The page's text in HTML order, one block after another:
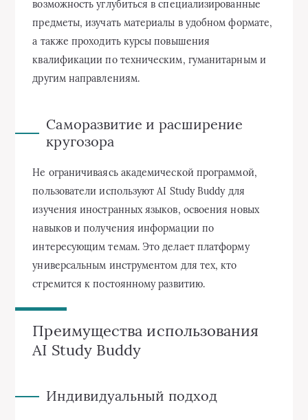
возможность углубиться в специализированные
предметы, изучать материалы в удобном формате,
а также проходить курсы повышения
квалификации по техническим, гуманитарным и
другим направлениям.
Саморазвитие и расширение
кругозора
Не ограничиваясь академической программой,
пользователи используют AI Study Buddy для
изучения иностранных языков, освоения новых
навыков и получения информации по
интересующим темам. Это делает платформу
универсальным инструментом для тех, кто
стремится к постоянному развитию.
Преимущества использования
AI Study Buddy
Индивидуальный подход